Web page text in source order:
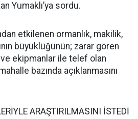
Yumaklı’ya sordu.
etkilenen ormanlık, makilik,
büyüklüğünün; zarar gören
ve ekipmanlar ile telef olan
bazında açıklanmasını
ARAŞTIRILMASINI İSTEDİ